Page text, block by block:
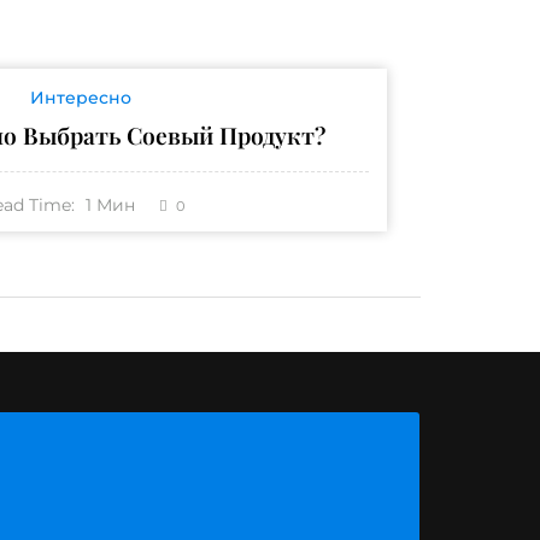
Интересно
Выбрать Соевый Продукт?
Time: 1 Мин 0